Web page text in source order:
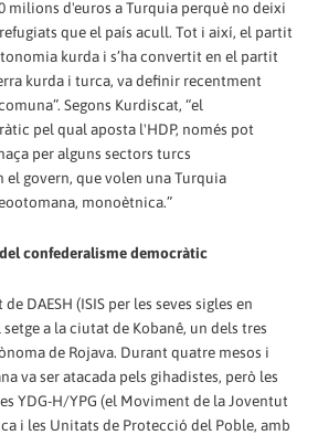
milions d'euros a Turquia perquè no deixi
que el país acull. Tot i així, el partit
kurda i s’ha convertit en el partit
kurda i turca, va definir recentment
Segons Kurdiscat, “el
pel qual aposta l'HDP, només pot
per alguns sectors turcs
el govern, que volen una Turquia
monoètnica.”
confederalisme democràtic
DAESH (ISIS per les seves sigles en
a la ciutat de Kobanê, un dels tres
de Rojava. Durant quatre mesos i
va ser atacada pels gihadistes, però les
YDG-H/YPG (el Moviment de la Joventut
i les Unitats de Protecció del Poble, amb